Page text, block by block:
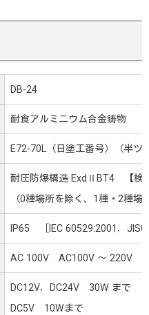
DB-24
耐食アルミニウム合金鋳物
E72-70L（日塗工番号）（半ツ
耐圧防爆構造 ExdⅡBT4 【検
（0種場所を除く、1種・2種場
IP65 ［IEC 60529:2001，
AC 100V AC100V ～ 220V
DC12V，DC24V 30W まで
DC5V 10Wまで